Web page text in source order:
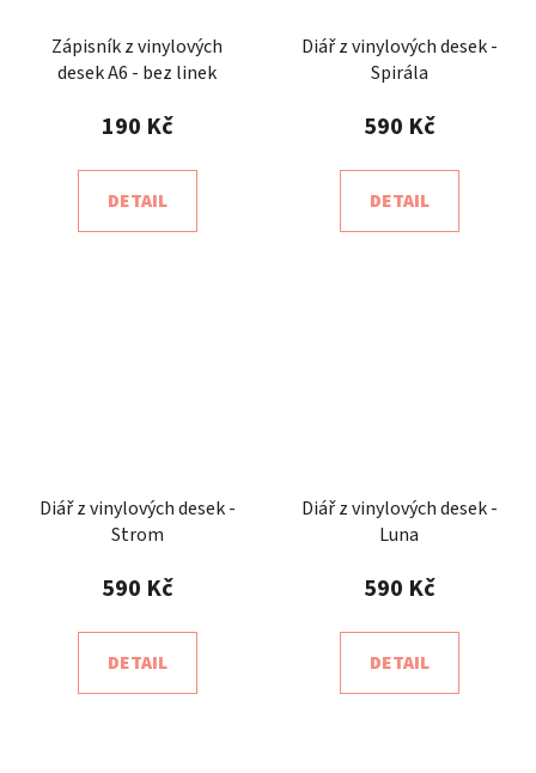
Zápisník z vinylových
desek A6 - bez linek
190 Kč
DETAIL
Diář z vinylových desek -
Spirála
590 Kč
DETAIL
Diář z vinylových desek -
Strom
590 Kč
DETAIL
Diář z vinylových desek -
Luna
590 Kč
DETAIL